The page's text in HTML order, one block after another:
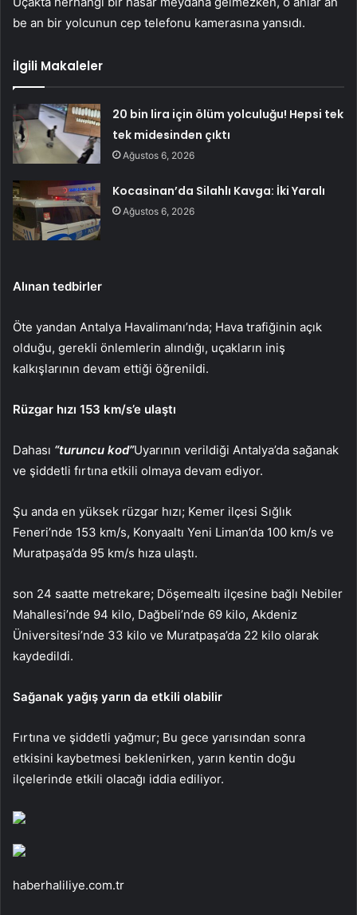
be an bir yolcunun cep telefonu kamerasına yansıdı.
İlgili Makaleler
20 bin lira için ölüm yolculuğu! Hepsi tek
tek midesinden çıktı
Ağustos 6, 2026
Kocasinan’da Silahlı Kavga: İki Yaralı
Ağustos 6, 2026
Alınan tedbirler
Öte yandan Antalya Havalimanı’nda; Hava trafiğinin açık
olduğu, gerekli önlemlerin alındığı, uçakların iniş
kalkışlarının devam ettiği öğrenildi.
Rüzgar hızı 153 km/s’e ulaştı
Dahası “turuncu kod”Uyarının verildiği Antalya’da sağanak
ve şiddetli fırtına etkili olmaya devam ediyor.
Şu anda en yüksek rüzgar hızı; Kemer ilçesi Sığlık
Feneri’nde 153 km/s, Konyaaltı Yeni Liman’da 100 km/s ve
Muratpaşa’da 95 km/s hıza ulaştı.
son 24 saatte metrekare; Döşemealtı ilçesine bağlı Nebiler
Mahallesi’nde 94 kilo, Dağbeli’nde 69 kilo, Akdeniz
Üniversitesi’nde 33 kilo ve Muratpaşa’da 22 kilo olarak
kaydedildi.
Sağanak yağış yarın da etkili olabilir
Fırtına ve şiddetli yağmur; Bu gece yarısından sonra
etkisini kaybetmesi beklenirken, yarın kentin doğu
ilçelerinde etkili olacağı iddia ediliyor.
haberhaliliye.com.tr